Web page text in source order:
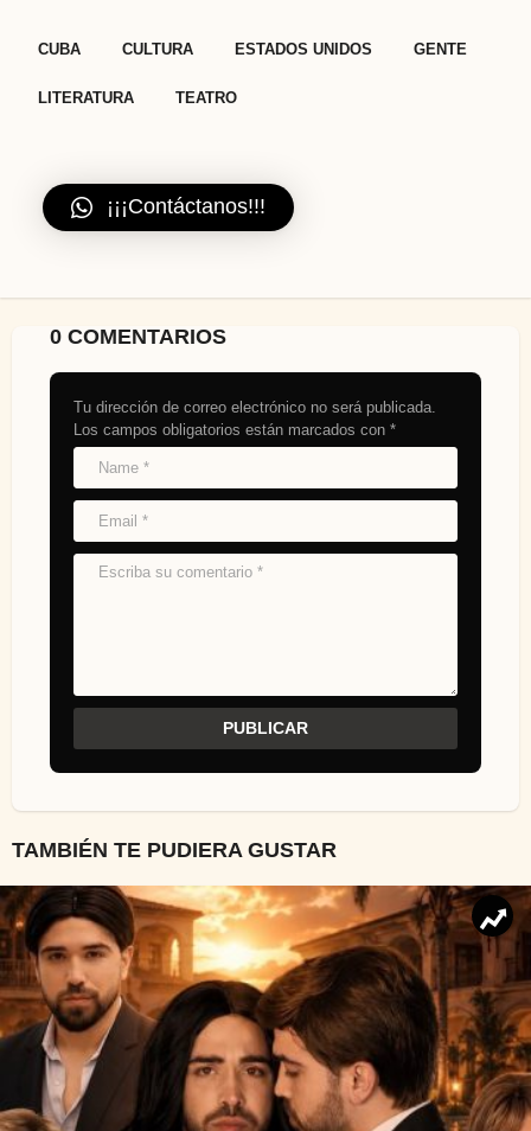
CUBA CULTURA ESTADOS UNIDOS GENTE
LITERATURA TEATRO
¡¡¡Contáctanos!!!
0 COMENTARIOS
Tu dirección de correo electrónico no será publicada.
Los campos obligatorios están marcados con *
TAMBIÉN TE PUDIERA GUSTAR